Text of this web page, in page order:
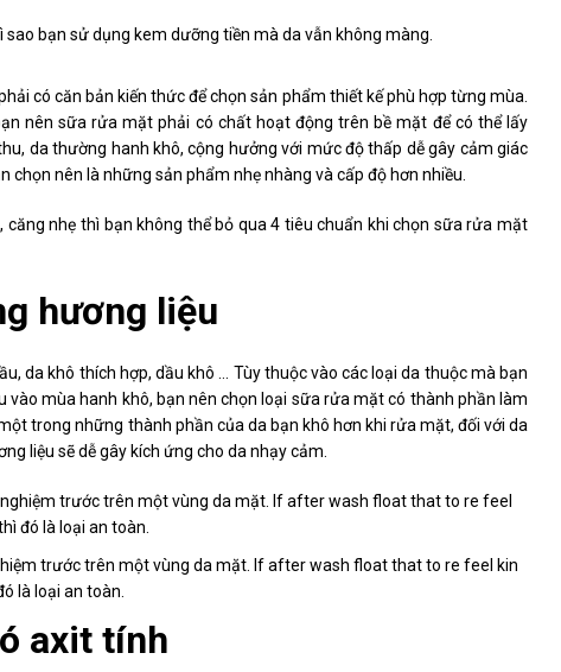
bạn sử dụng kem dưỡng tiền mà da vẫn không màng.
có căn bản kiến ​​thức để chọn sản phẩm thiết kế phù hợp từng mùa.
nên sữa rửa mặt phải có chất hoạt động trên bề mặt để có thể lấy
da thường hanh khô, cộng hưởng với mức độ thấp dễ gây cảm giác
nên là những sản phẩm nhẹ nhàng và cấp độ hơn nhiều.
nhẹ thì bạn không thể bỏ qua 4 tiêu chuẩn khi chọn sữa rửa mặt
hương liệu
da khô thích hợp, dầu khô … Tùy thuộc vào các loại da thuộc mà bạn
vào mùa hanh khô, bạn nên chọn loại sữa rửa mặt có thành phần làm
trong những thành phần của da bạn khô hơn khi rửa mặt, đối với da
liệu sẽ dễ gây kích ứng cho da nhạy cảm.
trước trên một vùng da mặt. If after wash float that to re feel kin
là loại an toàn.
axit tính